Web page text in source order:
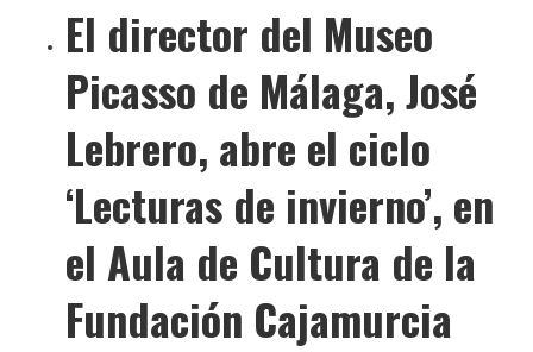
El director del Museo
Picasso de Málaga, José
Lebrero, abre el ciclo
‘Lecturas de invierno’, en
el Aula de Cultura de la
Fundación Cajamurcia